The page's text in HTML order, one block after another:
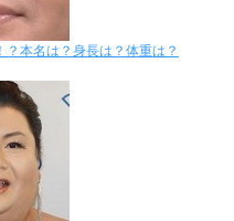
本名は？身長は？体重は？